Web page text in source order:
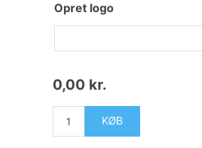
Opret logo
0,00 kr.
KØB